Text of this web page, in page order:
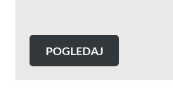
POGLEDAJ